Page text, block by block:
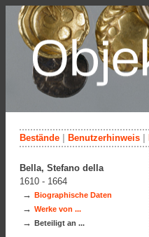
Bestände Benutzerhinweis
Bella, Stefano della
1610 - 1664
→ Biographische Daten
→ Werke von ...
→ Beteiligt an ...